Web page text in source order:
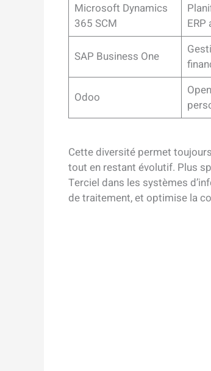
Microsoft Dynamics
365 SCM
ERP
SAP Business One
Odoo
Cette diversité permet
tout en restant évolutif. Plus
Terciel dans les systèmes
de traitement, et optimise la